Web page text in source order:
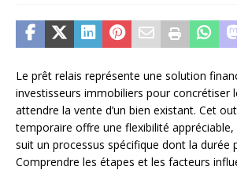
Le prêt relais représente une solution
investisseurs immobiliers pour concrétiser
attendre la vente d’un bien existant. Cet
temporaire offre une flexibilité
suit un processus spécifique dont la durée
Comprendre les étapes et les facteurs